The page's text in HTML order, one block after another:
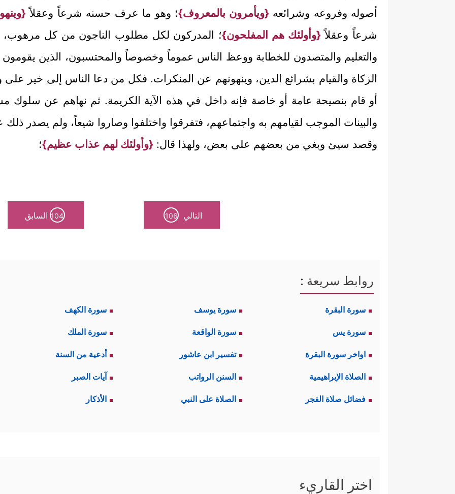
أصوله وفروعه وشرائعه {ويأمرون بالمعروف}؛ وهو ما عرف حسنه شرعاً وعقلاً
شرعاً وعقلاً {وأولئك هم المفلحون}؛ المدركون لكل مطلوب الناجون من كل مرهوب،
والتعليم والمتصدون للخطابة ووعظ الناس عموماً وخصوصاً والمحتسبون، الذين يقومون
الزكاة والقيام بشرائع الدين، وينهونهم عن المنكرات. فكل من دعا الناس إلى خير
أو قام بنصيحة عامة أو خاصة فإنه داخل في هذه الآية الكريمة. ثم نهاهم عن سلوك
والبينات الموجب لقيامهم به واجتماعهم، فتفرقوا واختلفوا وصاروا شيعاً، ولم يصدر
وقصد سيئ وبغي من بعضهم على بعض، ولهذا قال: {وأولئك لهم عذاب عظيم}؛
التالي 106
104 السابق
روابط سريعة :
سورة البقرة سورة يوسف سورة الكهف
سورة يس سورة الواقعة سورة الملك
اواخر سورة البقرة تفسير ابن عاشور أدعية من السنة
الصلاة الإبراهيمية السنن الرواتب آيات الصبر
فضائل صلاة الفجر الصلاة على النبي الأذكار
اختر القاريء